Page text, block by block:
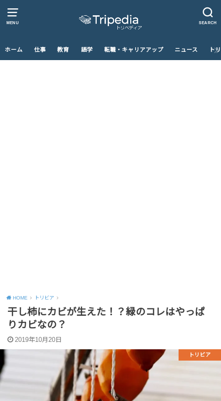
MENU SEARCH
ホーム 仕事 教育 語学 転職・キャリアアップ ニュース ト
HOME トリビア
干し柿にカビが生えた！？緑のコレはやっぱ
りカビなの？
2019年10月20日
トリビア